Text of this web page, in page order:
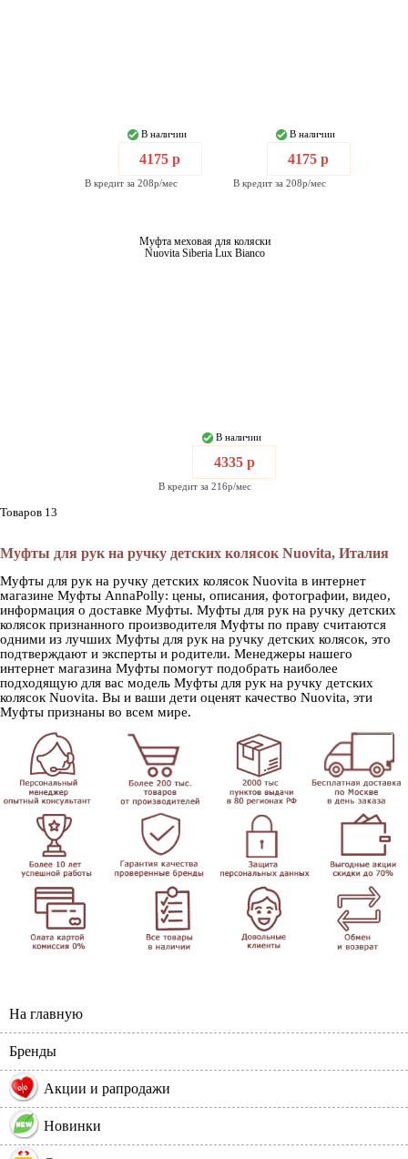
В наличии
4175 р
В кредит за 208р/мес
В наличии
4175 р
В кредит за 208р/мес
Муфта меховая для коляски
Nuovita Siberia Lux Bianco
В наличии
4335 р
В кредит за 216р/мес
Товаров 13
Муфты для рук на ручку детских колясок Nuovita, Италия
Муфты для рук на ручку детских колясок Nuovita в интернет
магазине Муфты AnnaPolly: цены, описания, фотографии, видео,
информация о доставке Муфты. Муфты для рук на ручку детских
колясок признанного производителя Муфты по праву считаются
одними из лучших Муфты для рук на ручку детских колясок, это
подтверждают и эксперты и родители. Менеджеры нашего
интернет магазина Муфты помогут подобрать наиболее
подходящую для вас модель Муфты для рук на ручку детских
колясок Nuovita. Вы и ваши дети оценят качество Nuovita, эти
Муфты признаны во всем мире.
На главную
Бренды
% Акции и рапродажи
Новинки